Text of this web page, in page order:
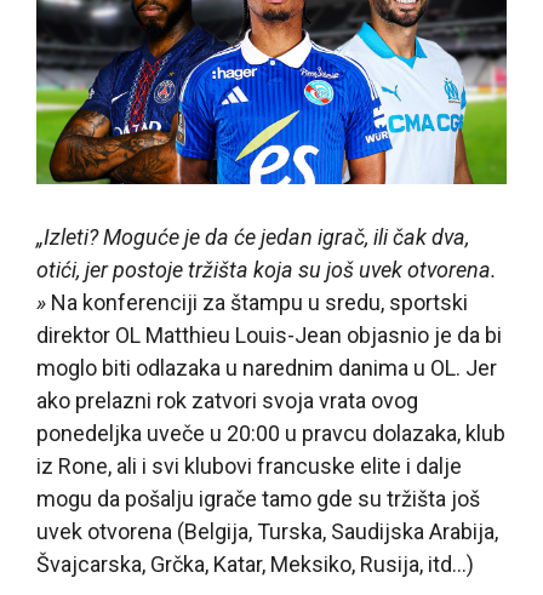
„Izleti? Moguće je da će jedan igrač, ili čak dva,
otići, jer postoje tržišta koja su još uvek otvorena.
» Na konferenciji za štampu u sredu, sportski
direktor OL Matthieu Louis-Jean objasnio je da bi
moglo biti odlazaka u narednim danima u OL. Jer
ako prelazni rok zatvori svoja vrata ovog
ponedeljka uveče u 20:00 u pravcu dolazaka, klub
iz Rone, ali i svi klubovi francuske elite i dalje
mogu da pošalju igrače tamo gde su tržišta još
uvek otvorena (Belgija, Turska, Saudijska Arabija,
Švajcarska, Grčka, Katar, Meksiko, Rusija, itd…)